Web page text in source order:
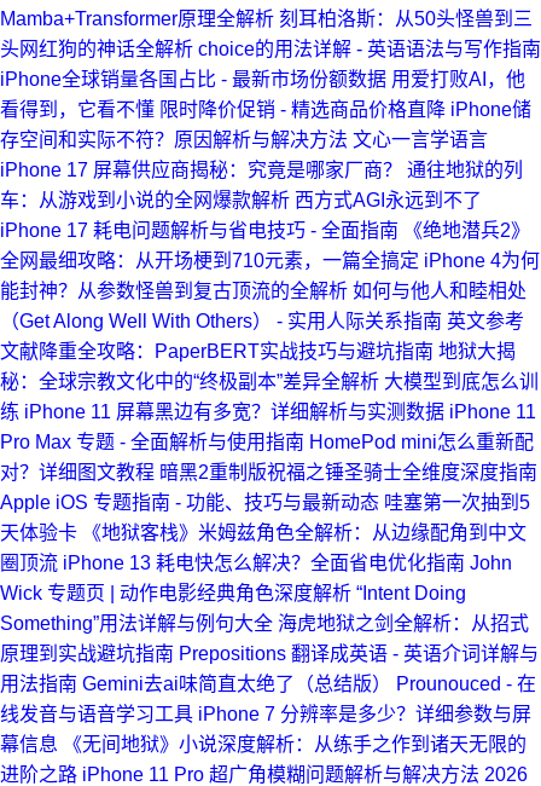
Mamba+Transformer原理全解析 刻耳柏洛斯：从50头怪兽到三
头网红狗的神话全解析 choice的用法详解 - 英语语法与写作指南
iPhone全球销量各国占比 - 最新市场份额数据 用爱打败AI，他
看得到，它看不懂 限时降价促销 - 精选商品价格直降 iPhone储
存空间和实际不符？原因解析与解决方法 文心一言学语言
iPhone 17 屏幕供应商揭秘：究竟是哪家厂商？
通往地狱的列
车：从游戏到小说的全网爆款解析 西方式AGI永远到不了
iPhone 17 耗电问题解析与省电技巧 - 全面指南
《绝地潜兵2》
全网最细攻略：从开场梗到710元素，一篇全搞定 iPhone 4为何
能封神？从参数怪兽到复古顶流的全解析 如何与他人和睦相处
（Get Along Well With Others） - 实用人际关系指南 英文参考
文献降重全攻略：PaperBERT实战技巧与避坑指南 地狱大揭
秘：全球宗教文化中的“终极副本”差异全解析 大模型到底怎么训
练 iPhone 11 屏幕黑边有多宽？详细解析与实测数据 iPhone 11
Pro Max 专题 - 全面解析与使用指南 HomePod mini怎么重新配
对？详细图文教程 暗黑2重制版祝福之锤圣骑士全维度深度指南
Apple iOS 专题指南 - 功能、技巧与最新动态 哇塞第一次抽到5
天体验卡
《地狱客栈》米姆兹角色全解析：从边缘配角到中文
圈顶流 iPhone 13 耗电快怎么解决？全面省电优化指南 John
Wick 专题页 | 动作电影经典角色深度解析 “Intent Doing
Something”用法详解与例句大全 海虎地狱之剑全解析：从招式
原理到实战避坑指南 Prepositions 翻译成英语 - 英语介词详解与
用法指南 Gemini去ai味简直太绝了（总结版）
Prounouced - 在
线发音与语音学习工具 iPhone 7 分辨率是多少？详细参数与屏
幕信息
《无间地狱》小说深度解析：从练手之作到诸天无限的
进阶之路 iPhone 11 Pro 超广角模糊问题解析与解决方法 2026